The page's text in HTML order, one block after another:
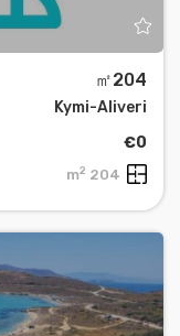
㎡204
Kymi-Aliveri
€0
204 m
2